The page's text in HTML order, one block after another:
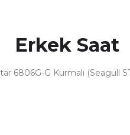
Erkek Saat
6806G-G Kurmalı (Seagull